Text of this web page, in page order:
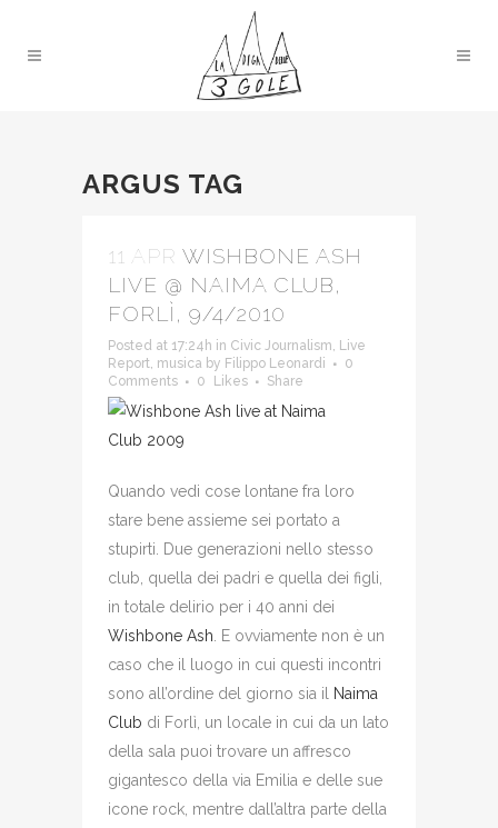
ARGUS TAG
11 APR WISHBONE ASH
LIVE @ NAIMA CLUB,
FORLÌ, 9/4/2010
Posted at 17:24h in Civic Journalism, Live
Report, musica by Filippo Leonardi
0
Comments
0 Likes Share
Quando vedi cose lontane fra loro
stare bene assieme sei portato a
stupirti. Due generazioni nello stesso
club, quella dei padri e quella dei figli,
in totale delirio per i 40 anni dei
Wishbone Ash . E ovviamente non è un
caso che il luogo in cui questi incontri
sono all’ordine del giorno sia il
Naima
Club di Forlì, un locale in cui da un lato
della sala puoi trovare un affresco
gigantesco della via Emilia e delle sue
icone rock, mentre dall’altra parte della